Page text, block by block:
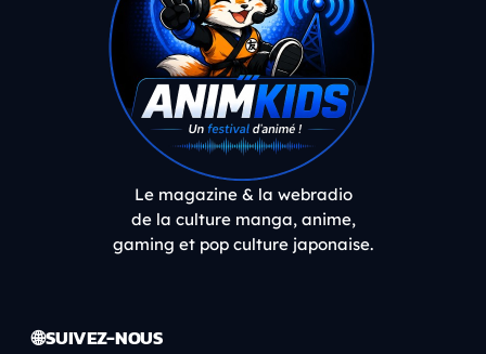
Le magazine & la webradio
de la culture manga, anime,
gaming et pop culture japonaise.
🌐 SUIVEZ-NOUS